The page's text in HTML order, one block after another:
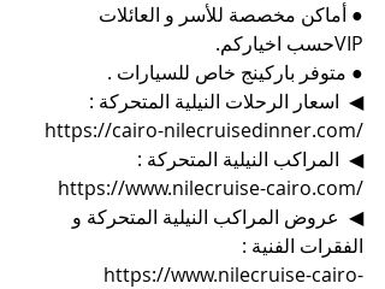
● أماكن مخصصة للأسر و العائلات
VIPحسب اخياركم.
● متوفر باركينج خاص للسيارات .
◀  اسعار الرحلات النيلية المتحركة :
https://cairo-nilecruisedinner.com/
◀  المراكب النيلية المتحركة :
https://www.nilecruise-cairo.com/
◀  عروض المراكب النيلية المتحركة و
الفقرات الفنية :
https://www.nilecruise-cairo-